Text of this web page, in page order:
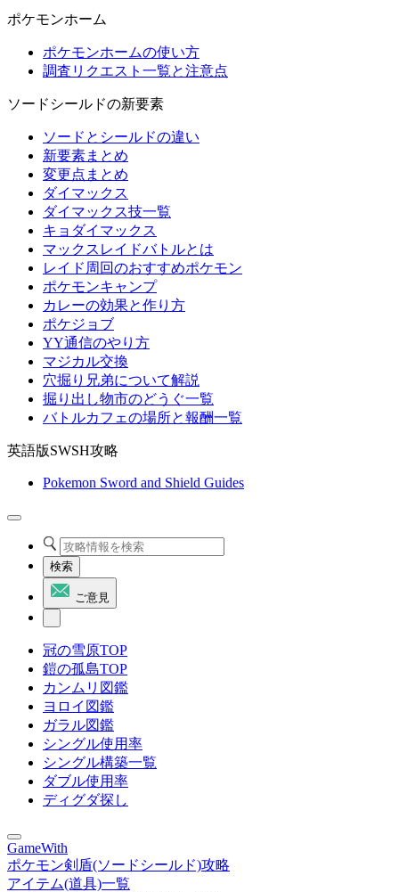
ポケモンホーム
ポケモンホームの使い方
調査リクエスト一覧と注意点
ソードシールドの新要素
ソードとシールドの違い
新要素まとめ
変更点まとめ
ダイマックス
ダイマックス技一覧
キョダイマックス
マックスレイドバトルとは
レイド周回のおすすめポケモン
ポケモンキャンプ
カレーの効果と作り方
ポケジョブ
YY通信のやり方
マジカル交換
穴掘り兄弟について解説
掘り出し物市のどうぐ一覧
バトルカフェの場所と報酬一覧
英語版SWSH攻略
Pokemon Sword and Shield Guides
検索
ご意見
冠の雪原TOP
鎧の孤島TOP
カンムリ図鑑
ヨロイ図鑑
ガラル図鑑
シングル使用率
シングル構築一覧
ダブル使用率
ディグダ探し
GameWith
ポケモン剣盾(ソードシールド)攻略
アイテム(道具)一覧